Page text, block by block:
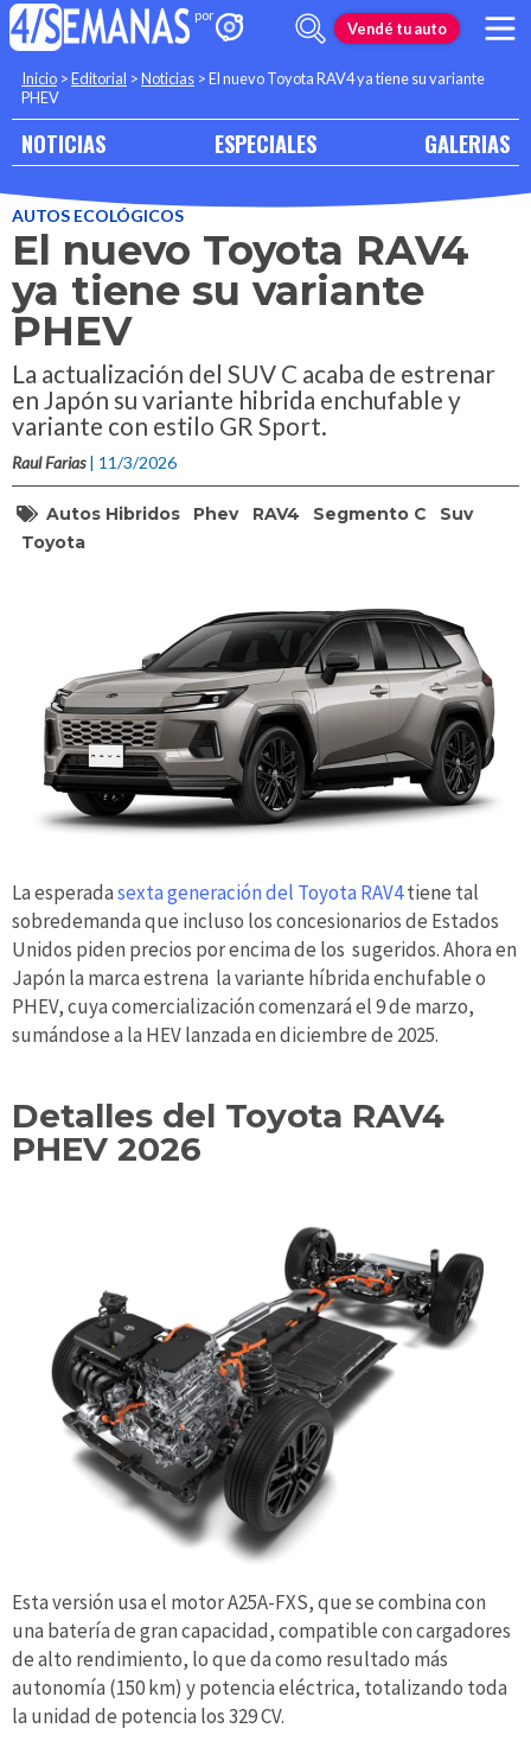
Vendé tu auto
Inicio >Editorial >Noticias >El nuevo Toyota RAV4 ya tiene su variante
PHEV
NOTICIAS ESPECIALES GALERIAS
AUTOS ECOLÓGICOS
El nuevo Toyota RAV4
ya tiene su variante
PHEV
La actualización del SUV C acaba de estrenar
en Japón su variante hibrida enchufable y
variante con estilo GR Sport.
Raul Farias | 11/3/2026
Autos Hibridos Phev RAV4 Segmento C
Suv
Toyota
La esperadasexta generación del Toyota RAV4tiene tal
sobredemanda que incluso los concesionarios de Estados
Unidos piden precios por encima de los sugeridos. Ahora en
Japón la marca estrena la variante híbrida enchufable o
PHEV, cuya comercialización comenzará el 9 de marzo,
sumándose a la HEV lanzada en diciembre de 2025.
Detalles del Toyota RAV4
PHEV 2026
Esta versión usa el motor A25A-FXS, que se combina con
una batería de gran capacidad, compatible con cargadores
de alto rendimiento, lo que da como resultado más
autonomía (150 km) y potencia eléctrica, totalizando toda
la unidad de potencia los 329 CV.